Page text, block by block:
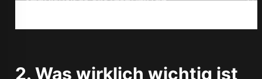
2. Was wirklich wichtig ist